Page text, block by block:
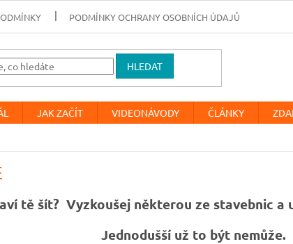
PODMÍNKY OCHRANY OSOBNÍCH ÚDAJŮ
HLEDAT
JAK ZAČÍT VIDEONÁVODY ČLÁNKY
tě šít? Vyzkoušej některou ze stavebnic a
Jednodušší už to být nemůže.